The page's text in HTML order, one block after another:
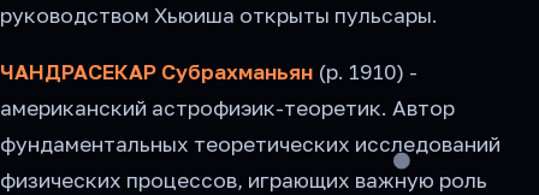
руководством Хьюиша открыты пульсары.
ЧАНДРАСЕКАР Субрахманьян (р. 1910) -
американский астрофиэик-теоретик. Автор
фундаментальных теоретических исследований
физических процессов, играющих важную роль